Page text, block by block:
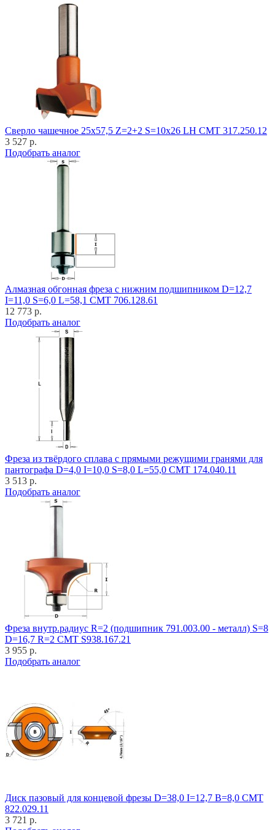
Cверло чашечное 25x57,5 Z=2+2 S=10x26 LH CMT 317.250.12
3 527 р.
Подобрать аналог
Алмазная обгонная фреза с нижним подшипником D=12,7
I=11,0 S=6,0 L=58,1 CMT 706.128.61
12 773 р.
Подобрать аналог
Фреза из твёрдого сплава с прямыми режущими гранями для
пантографа D=4,0 I=10,0 S=8,0 L=55,0 CMT 174.040.11
3 513 р.
Подобрать аналог
Фреза внутр.радиус R=2 (подшипник 791.003.00 - металл) S=8
D=16,7 R=2 CMT S938.167.21
3 955 р.
Подобрать аналог
Диск пазовый для концевой фрезы D=38,0 I=12,7 B=8,0 CMT
822.029.11
3 721 р.